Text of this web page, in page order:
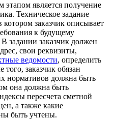
является получение
Техническое задание
котором заказчик описывает
к будущему
задании заказчик должен
свои реквизиты,
ведомости, определить
заказчик обязан
нормативов должна быть
она должна быть
пересчета сметной
а также какие
быть учтены.